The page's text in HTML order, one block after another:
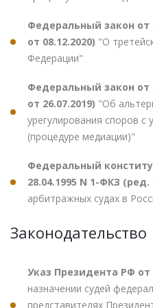
Федеральный закон от
от 08.12.2020) "О
Федерации"
Федеральный закон от
от 26.07.2019) "Об
урегулирования споров с
(процедуре медиации)"
Федеральный
28.04.1995 N 1-ФКЗ (ред.
арбитражных судах в
Законодательство
Указ Президента РФ от
назначении судей
представителях